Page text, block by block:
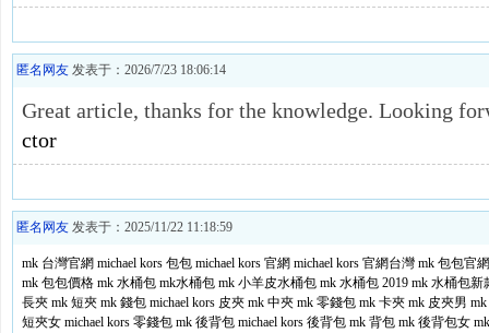
匿名网友 发表于：2026/7/23 18:06:14
Great article, thanks for the knowledge. Looking
ctor
匿名网友 发表于：2025/11/22 11:18:59
mk 台灣官網 michael kors 包包 michael kors 官網 michael kors 官網台灣 mk 包包官網
mk 包包價格 mk 水桶包 mk水桶包 mk 小羊皮水桶包 mk 水桶包 2019 mk 水桶包新
長夾 mk 短夾 mk 錢包 michael kors 皮夾 mk 中夾 mk 零錢包 mk 卡夾 mk 皮夾男
短夾女 michael kors 零錢包 mk 後背包 michael kors 後背包 mk 背包 mk 後背包女